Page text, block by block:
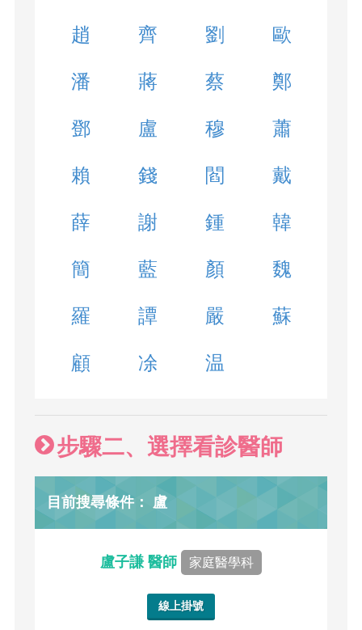
趙 齊 劉 歐
潘 蔣 蔡 鄭
鄧 盧 穆 蕭
賴 錢 閻 戴
薛 謝 鍾 韓
簡 藍 顏 魏
羅 譚 嚴 蘇
顧 凃 温
步驟二、選擇看診醫師
目前搜尋條件： 盧
盧子謙 醫師 家庭醫學科
線上掛號